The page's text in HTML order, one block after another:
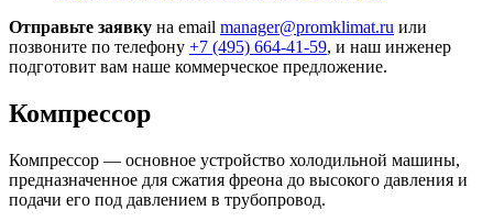
Отправьте заявку на email manager@promklimat.ru или
позвоните по телефону +7 (495) 664-41-59, и наш инженер
подготовит вам наше коммерческое предложение.
Компрессор
Компрессор — основное устройство холодильной машины,
предназначенное для сжатия фреона до высокого давления и
подачи его под давлением в трубопровод.